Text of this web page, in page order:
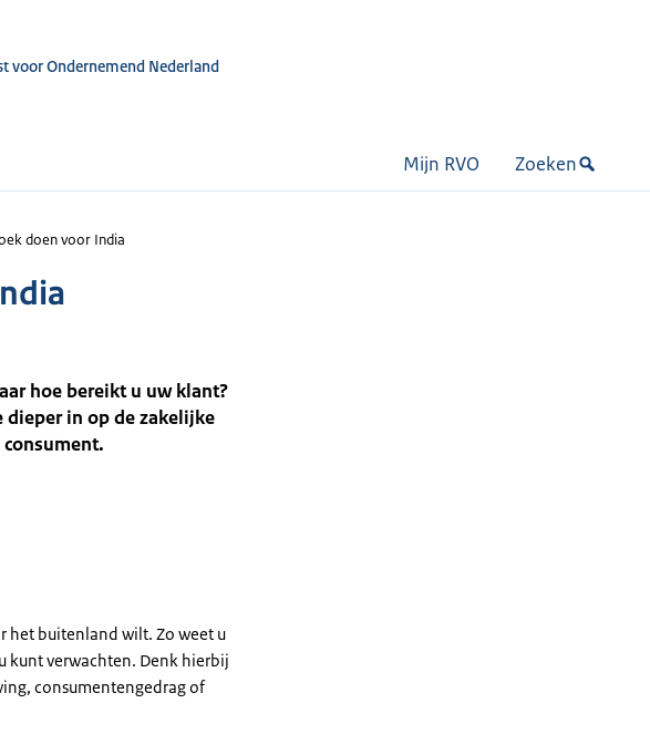
voor Ondernemend Nederland
Mijn RVO Zoeken
doen voor India
hoe bereikt u uw klant?
dieper in op de zakelijke
het buitenland wilt. Zo weet u
kunt verwachten. Denk hierbij
consumentengedrag of